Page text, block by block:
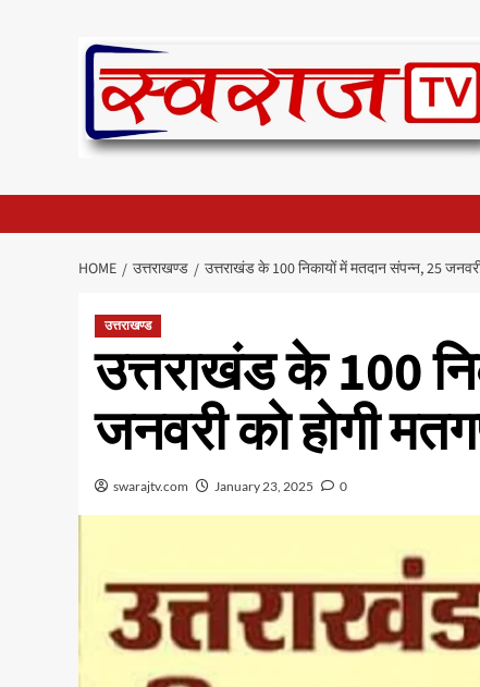
HOME उत्तराखण्ड उत्तराखंड के 100 निकायों में मतदान संपन्न, 25
उत्तराखण्ड
उत्तराखंड के 100
जनवरी को होगी
swarajtv.com January 23, 2025 0